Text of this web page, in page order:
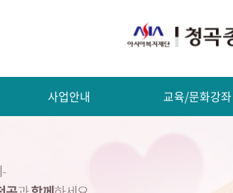
사업안내 교육/문화강좌